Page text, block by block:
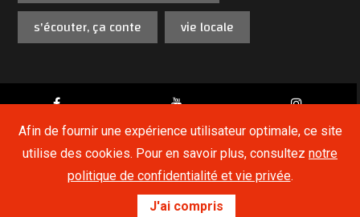
Afin de fournir une expérience utilisateur optimale, ce site
utilise des cookies. Pour en savoir plus, consultez notre
politique de confidentialité et vie privée.
J'ai compris
Radio Sud 88.7 FM
s'écouter, ça conte
vie locale
Copyright © 2019, Radio Sud. Tous droits réservés.
Website byMedialux.be